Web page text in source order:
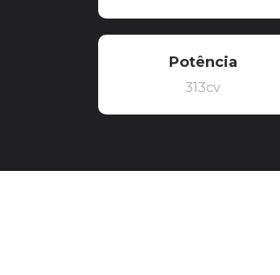
Potência
313cv